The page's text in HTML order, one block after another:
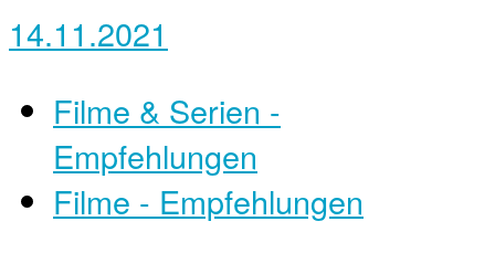
14.11.2021
Filme & Serien -
Empfehlungen
Filme - Empfehlungen